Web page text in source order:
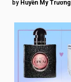
by Huyền My Trương